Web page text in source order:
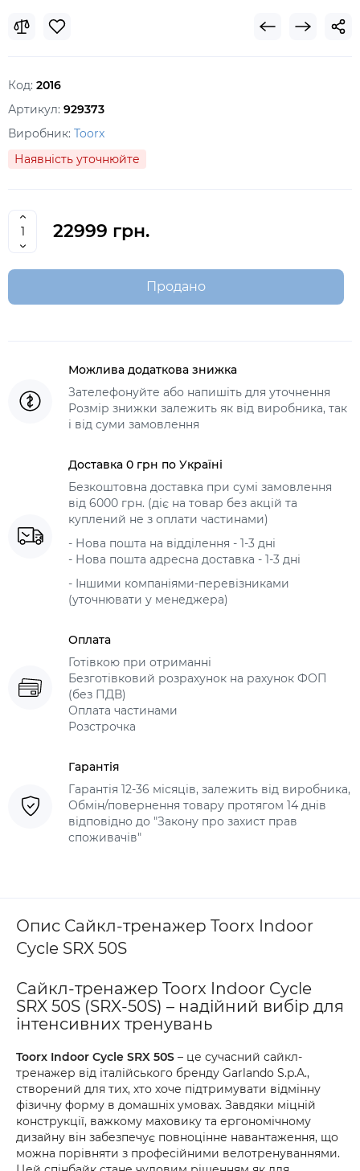
Код: 2016
Артикул: 929373
Виробник: Toorx
Наявність уточнюйте
22999 грн.
Продано
Можлива додаткова знижка
Зателефонуйте або напишіть для уточнення
Розмір знижки залежить як від виробника, так
і від суми замовлення
Доставка 0 грн по Україні
Безкоштовна доставка при сумі замовлення
від 6000 грн. (діє на товар без акцій та
куплений не з оплати частинами)
- Нова пошта на відділення - 1-3 дні
- Нова пошта адресна доставка - 1-3 дні
- Іншими компаніями-перевізниками
(уточнювати у менеджера)
Оплата
Готівкою при отриманні
Безготівковий розрахунок на рахунок ФОП
(без ПДВ)
Оплата частинами
Розстрочка
Гарантія
Гарантія 12-36 місяців, залежить від виробника,
Обмін/повернення товару протягом 14 днів
відповідно до "Закону про захист прав
споживачів"
Опис Сайкл-тренажер Toorx Indoor
Cycle SRX 50S
Сайкл-тренажер Toorx Indoor Cycle
SRX 50S (SRX-50S) – надійний вибір для
інтенсивних тренувань
Toorx Indoor Cycle SRX 50S – це сучасний сайкл-
тренажер від італійського бренду Garlando S.p.A.,
створений для тих, хто хоче підтримувати відмінну
фізичну форму в домашніх умовах. Завдяки міцній
конструкції, важкому маховику та ергономічному
дизайну він забезпечує повноцінне навантаження, що
можна порівняти з професійними велотренуваннями.